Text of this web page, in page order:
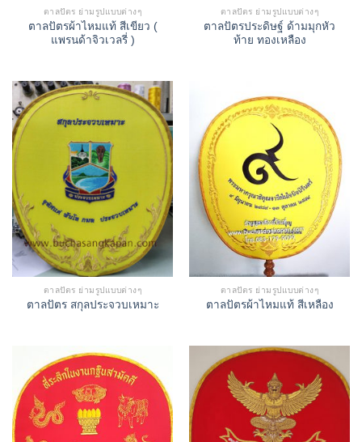
ตาลปัตร ย่ามรูปแบบต่างๆ
ตาลปัตรผ้าไหมแท้ สีเขียว (
แพรนด้าจิวเวลรี่ )
ตาลปัตร ย่ามรูปแบบต่างๆ
ตาลปัตรประดิษฐ์ ด้ามมุกหัว
ท้าย ทองเหลือง
ตาลปัตร ย่ามรูปแบบต่างๆ
ตาลปัตร สกุลประจวบเหมาะ
ตาลปัตร ย่ามรูปแบบต่างๆ
ตาลปัตรผ้าไหมแท้ สีเหลือง